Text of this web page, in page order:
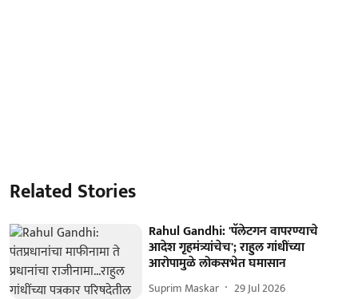
Related Stories
Rahul Gandhi: 'पॅलेटगन वापरण्याचे
आदेश गृहमंत्र्यांचेच'; राहुल गांधींच्या
आरोपामुळे लोकसभेत घमासान
Suprim Maskar 29 Jul 2026